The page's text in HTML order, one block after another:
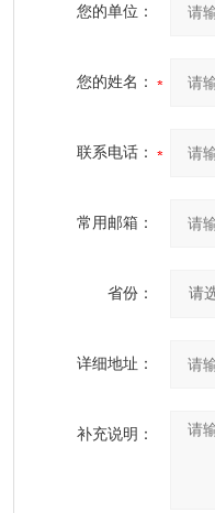
您的单位：
您的姓名：
联系电话：
常用邮箱：
省份：
详细地址：
补充说明：